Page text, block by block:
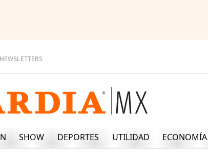
NEWSLETTERS
SHOW DEPORTES UTILIDAD ECONOMÍA